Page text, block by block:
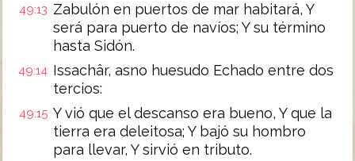
49:13 Zabulón en puertos de mar habitará, Y
será para puerto de navíos; Y su término
hasta Sidón.
49:14 Issachâr, asno huesudo Echado entre dos
tercios:
49:15 Y vió que el descanso era bueno, Y que la
tierra era deleitosa; Y bajó su hombro
para llevar, Y sirvió en tributo.